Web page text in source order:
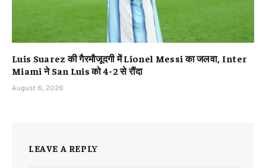
Luis Suarez की गैरमौजूदगी में Lionel Messi का जलवा, Inter
Miami ने San Luis को 4-2 से रौंदा
August 6, 2026
LEAVE A REPLY